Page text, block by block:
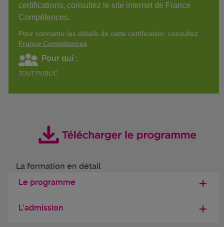
certifications, consultez le site internet de France
Compétences.
Pour connaitre les détails de cette certification, consultez
France Compétences
Pour qui :
TOUT PUBLIC
La formation en détail
Le programme
L'admission